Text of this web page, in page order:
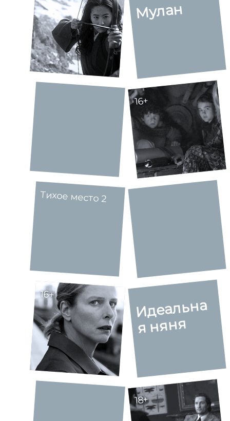
Мулан
16+
Тихое место 2
16+
Идеальна
я няня
18+